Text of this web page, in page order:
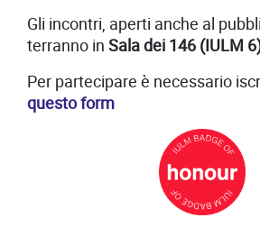
Gli incontri, aperti anche al
terranno in Sala dei 146 (IULM
Per partecipare è necessario
questo form